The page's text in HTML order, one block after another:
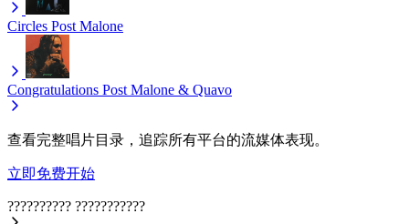
Circles Post Malone
Congratulations Post Malone & Quavo
查看完整唱片目录，追踪所有平台的流媒体表现。
立即免费开始
?????????? ???????????